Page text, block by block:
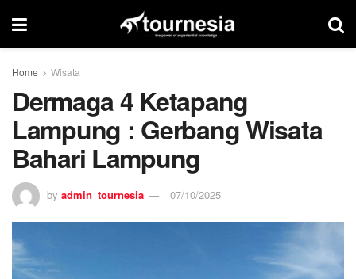
Home Wisata
Dermaga 4 Ketapang
Lampung : Gerbang Wisata
Bahari Lampung
by admin_tournesia 07/10/2025